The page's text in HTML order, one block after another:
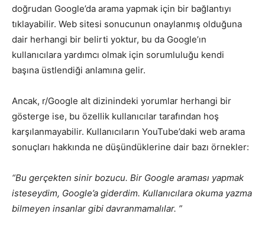
doğrudan Google’da arama yapmak için bir bağlantıyı
tıklayabilir. Web sitesi sonucunun onaylanmış olduğuna
dair herhangi bir belirti yoktur, bu da Google’ın
kullanıcılara yardımcı olmak için sorumluluğu kendi
başına üstlendiği anlamına gelir.
Ancak, r/Google alt dizinindeki yorumlar herhangi bir
gösterge ise, bu özellik kullanıcılar tarafından hoş
karşılanmayabilir. Kullanıcıların YouTube’daki web arama
sonuçları hakkında ne düşündüklerine dair bazı örnekler:
“Bu gerçekten sinir bozucu. Bir Google araması yapmak
isteseydim, Google’a giderdim. Kullanıcılara okuma yazma
bilmeyen insanlar gibi davranmamalılar. ”